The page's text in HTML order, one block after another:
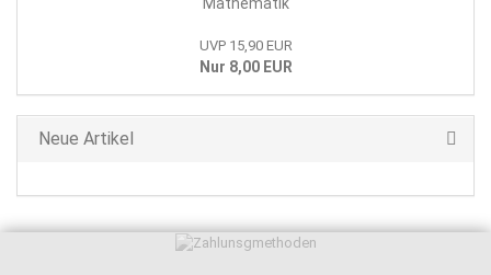
UVP 15,90 EUR
Nur 8,00 EUR
Neue Artikel